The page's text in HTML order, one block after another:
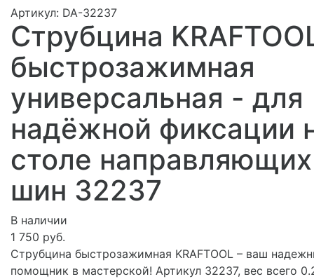
Артикул: DA-32237
Струбцина
быстрозажимная
универсальная - для
надёжной фиксации
столе направляющих
шин 32237
В наличии
1 750 руб.
Струбцина быстрозажимная KRAFTOOL – ваш
помощник в мастерской! Артикул 32237, вес всего